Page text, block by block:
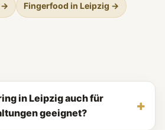
→ Fingerfood in Leipzig →
in Leipzig auch für
geeignet?